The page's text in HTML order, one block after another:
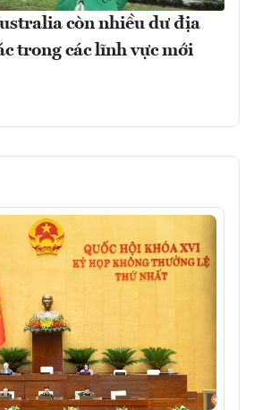
còn nhiều dư địa
trong các lĩnh vực mới